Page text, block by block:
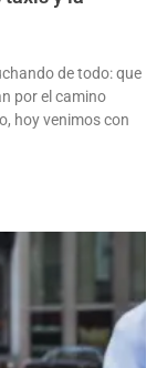
de todo: que
por el camino
hoy venimos con